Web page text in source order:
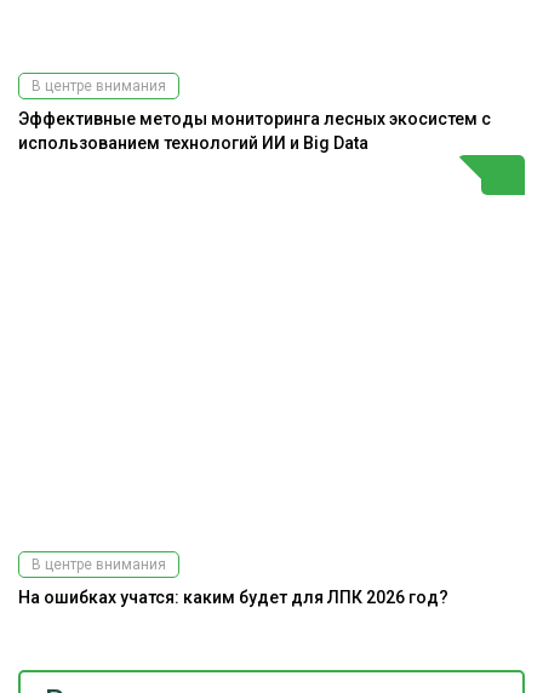
В центре внимания
Эффективные методы мониторинга лесных экосистем с
использованием технологий ИИ и Big Data
В центре внимания
На ошибках учатся: каким будет для ЛПК 2026 год?